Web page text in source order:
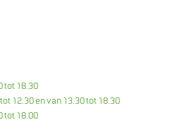
tot 18.30
12.30 en van 13.30 tot 18.30
tot 18.00